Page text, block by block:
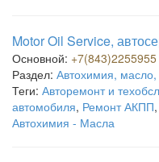
Motor Oil Service,
Основной: +7(843)2255955
Раздел: Автохимия, масло,
Теги: Авторемонт и
автомобиля, Ремонт АКПП,
Автохимия - Масла